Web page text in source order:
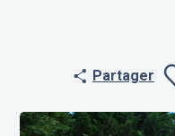
Partager